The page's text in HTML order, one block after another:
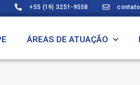
+55 (19) 3251-9558
ÁREAS DE ATUAÇÃO